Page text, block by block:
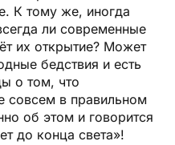
К тому же, иногда
ли современные
их открытие? Может
бедствия и есть
о том, что
совсем в правильном
об этом и говорится
до конца света»!